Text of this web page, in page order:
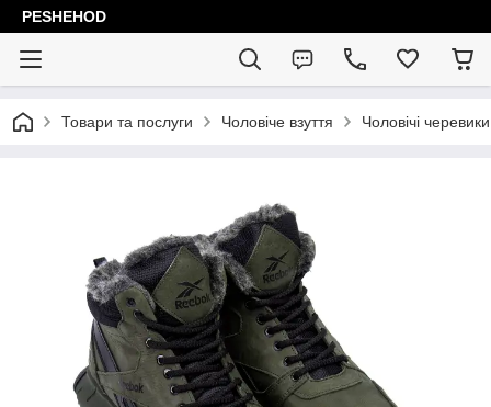
PESHEHOD
Товари та послуги Чоловіче взуття Чоловічі